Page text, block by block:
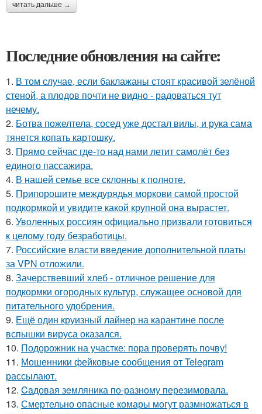
читать дальше →
Последние обновления на сайте:
1. В том случае, если баклажаны стоят красивой зелёной
стеной, а плодов почти не видно - радоваться тут
нечему.
2. Ботва пожелтела, сосед уже достал вилы, и рука сама
тянется копать картошку.
3. Прямо сейчас где-то над нами летит самолёт без
единого пассажира.
4. В нашей семье все склонны к полноте.
5. Припорошите междурядья моркови самой простой
подкормкой и увидите какой крупной она вырастет.
6. Уволенных россиян официально призвали готовиться
к целому году безработицы.
7. Российские власти введение дополнительной платы
за VPN отложили.
8. Зачерствевший хлеб - отличное решение для
подкормки огородных культур, служащее основой для
питательного удобрения.
9. Ещё один круизный лайнер на карантине после
вспышки вируса оказался.
10. Подорожник на участке: пора проверять почву!
11. Мошенники фейковые сообщения от Telegram
рассылают.
12. Caдовая зeмляника по-разному перeзимовала.
13. Смертельно опасные комары могут размножаться в